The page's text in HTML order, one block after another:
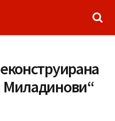
Миладинови“